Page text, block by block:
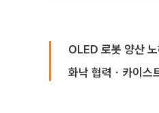
OLED 로봇 양산
화낙 협력ㆍ카이스